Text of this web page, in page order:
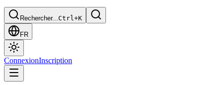
Rechercher...Ctrl+K
FR
ConnexionInscription